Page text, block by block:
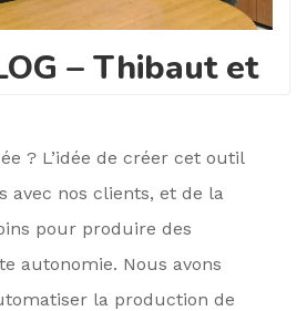
– Thibaut et
? L’idée de créer cet outil
avec nos clients, et de la
pour produire des
autonomie. Nous avons
la production de